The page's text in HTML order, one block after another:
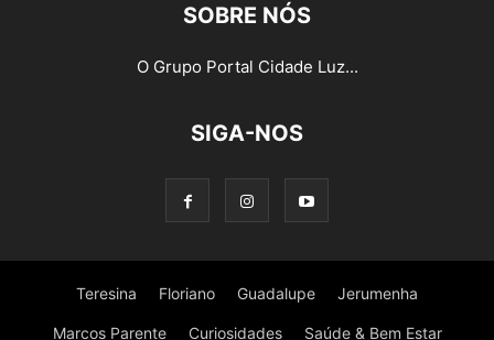
SOBRE NÓS
O Grupo Portal Cidade Luz...
SIGA-NOS
Teresina Floriano Guadalupe Jerumenha
Marcos Parente Curiosidades Saúde & Bem Estar